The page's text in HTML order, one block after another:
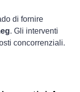
di fornire
. Gli interventi
concorrenziali.